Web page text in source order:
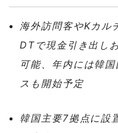
海外訪問客やKカル
DTで現金引き出し
可能、年内には韓
スも開始予定
韓国主要7拠点に設